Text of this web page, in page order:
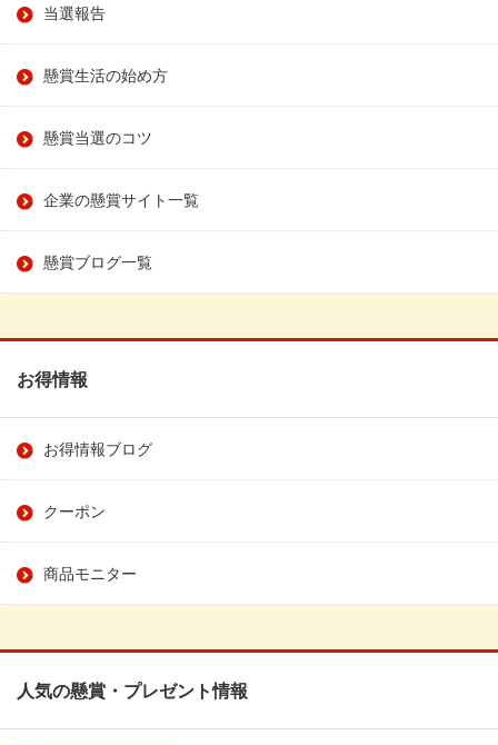
当選報告
懸賞生活の始め方
懸賞当選のコツ
企業の懸賞サイト一覧
懸賞ブログ一覧
お得情報
お得情報ブログ
クーポン
商品モニター
人気の懸賞・プレゼント情報